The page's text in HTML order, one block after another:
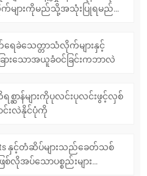
များကိုမည်သို့အသုံးပြုရမည်
ခဲသေတ္တာသံလိုက်များနှင့်
ားသောအယူခံဝင်ခြင်းကဘာလဲ
ာန်များကိုပုလင်းပုလင်းဖွင့်လှစ်
င်းလဲနိုင်ပုံကို
နှင့်တံဆိပ်များသည်ခေတ်သစ်
စ်လိုအပ်သောပစ္စည်းများ